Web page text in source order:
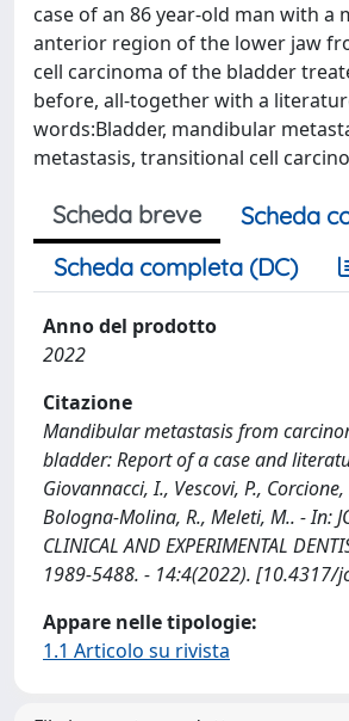
case of an 86 year-old man with a
anterior region of the lower jaw
cell carcinoma of the bladder
before, all-together with a
words:Bladder, mandibular
metastasis, transitional cell
Scheda breve
Scheda
Scheda completa (DC)
Anno del prodotto
2022
Citazione
Mandibular metastasis from
bladder: Report of a case and
Giovannacci, I., Vescovi, P.,
Bologna-Molina, R., Meleti, M.. - In:
CLINICAL AND EXPERIMENTAL
1989-5488. - 14:4(2022). [10.4317/
Appare nelle tipologie:
1.1 Articolo su rivista